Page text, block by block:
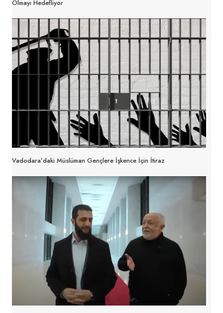
Olmayı Hedefliyor
Vadodara’daki Müslüman Gençlere İşkence İçin İtiraz